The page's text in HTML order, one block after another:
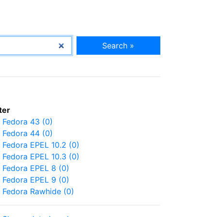
Search »
Fedora 43 (0)
Fedora 44 (0)
Fedora EPEL 10.2 (0)
Fedora EPEL 10.3 (0)
Fedora EPEL 8 (0)
Fedora EPEL 9 (0)
Fedora Rawhide (0)